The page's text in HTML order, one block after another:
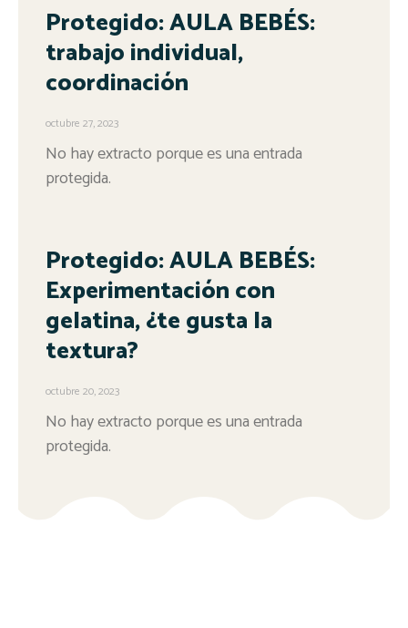
Protegido: AULA BEBÉS:
trabajo individual,
coordinación
octubre 27, 2023
No hay extracto porque es una entrada
protegida.
Protegido: AULA BEBÉS:
Experimentación con
gelatina, ¿te gusta la
textura?
octubre 20, 2023
No hay extracto porque es una entrada
protegida.